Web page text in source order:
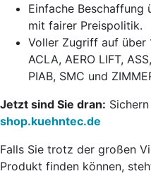
Einfache Beschaffung
mit fairer Preispolitik.
Voller Zugriff auf über
ACLA, AERO LIFT,
PIAB, SMC und
Jetzt sind Sie dran:
shop.kuehntec.de
Falls Sie trotz der großen
Produkt finden können,